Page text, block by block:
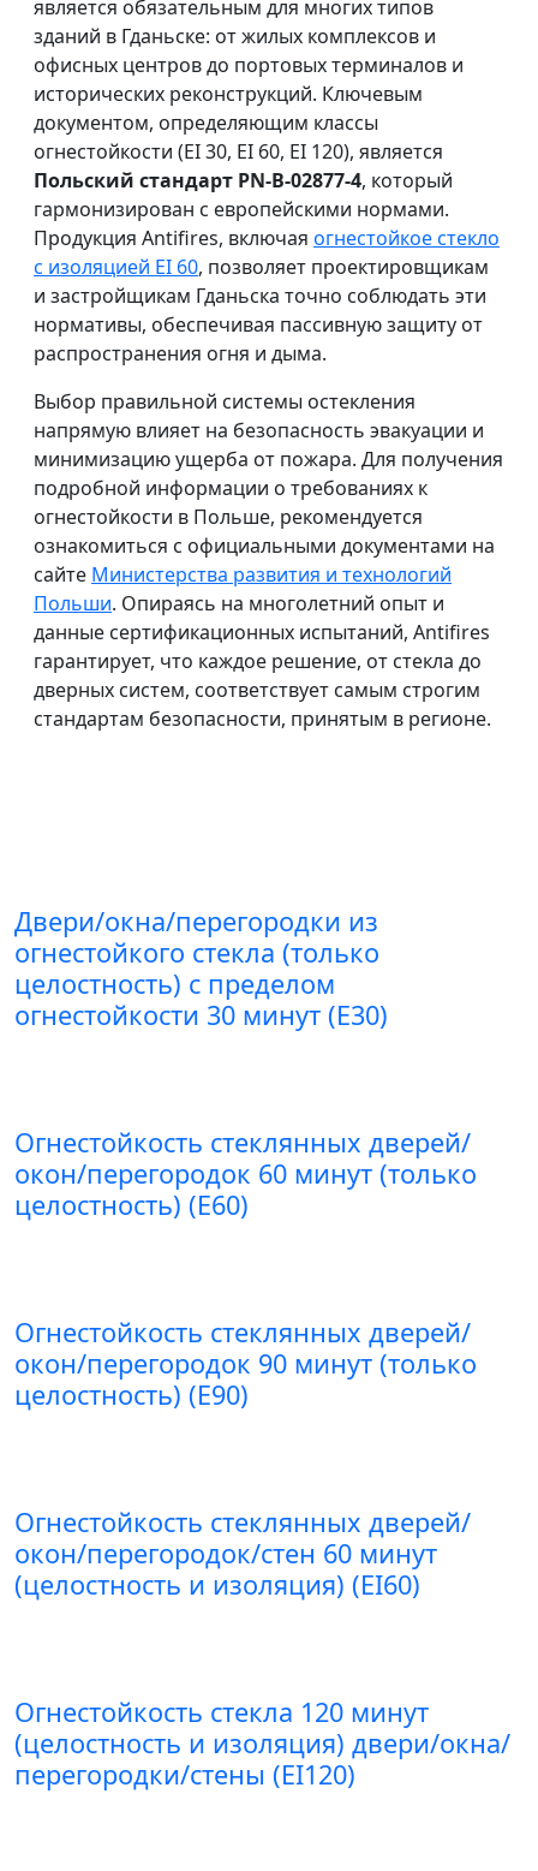
является обязательным для многих типов
зданий в Гданьске: от жилых комплексов и
офисных центров до портовых терминалов и
исторических реконструкций. Ключевым
документом, определяющим классы
огнестойкости (EI 30, EI 60, EI 120), является
Польский стандарт PN-B-02877-4, который
гармонизирован с европейскими нормами.
Продукция Antifires, включая огнестойкое стекло
с изоляцией EI 60, позволяет проектировщикам
и застройщикам Гданьска точно соблюдать эти
нормативы, обеспечивая пассивную защиту от
распространения огня и дыма.
Выбор правильной системы остекления
напрямую влияет на безопасность эвакуации и
минимизацию ущерба от пожара. Для получения
подробной информации о требованиях к
огнестойкости в Польше, рекомендуется
ознакомиться с официальными документами на
сайте Министерства развития и технологий
Польши. Опираясь на многолетний опыт и
данные сертификационных испытаний, Antifires
гарантирует, что каждое решение, от стекла до
дверных систем, соответствует самым строгим
стандартам безопасности, принятым в регионе.
Двери/окна/перегородки из
огнестойкого стекла (только
целостность) с пределом
огнестойкости 30 минут (E30)
Огнестойкость стеклянных дверей/
окон/перегородок 60 минут (только
целостность) (E60)
Огнестойкость стеклянных дверей/
окон/перегородок 90 минут (только
целостность) (E90)
Огнестойкость стеклянных дверей/
окон/перегородок/стен 60 минут
(целостность и изоляция) (EI60)
Огнестойкость стекла 120 минут
(целостность и изоляция) двери/окна/
перегородки/стены (EI120)